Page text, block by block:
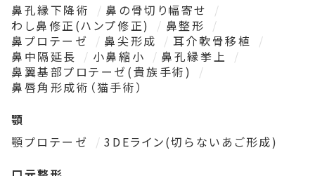
鼻孔縁下降術
鼻の骨切り幅寄せ
わし鼻修正(ハンプ修正)
鼻整形
鼻プロテーゼ
鼻尖形成
耳介軟骨移植
鼻中隔延長
小鼻縮小
鼻孔縁挙上
鼻翼基部プロテーゼ(貴族手術)
鼻唇角形成術（猫手術）
顎
顎プロテーゼ
3DEライン(切らないあご形成)